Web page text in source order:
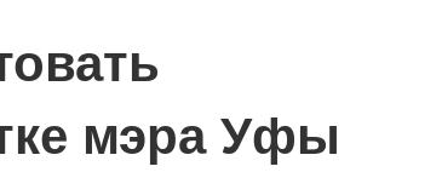
мэра Уфы